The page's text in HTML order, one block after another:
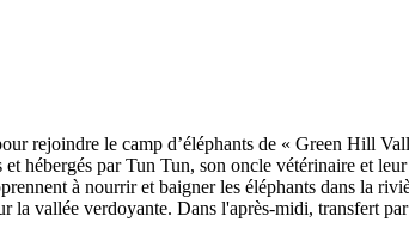
rejoindre le camp d’éléphants de « Green Hill
hébergés par Tun Tun, son oncle vétérinaire et
à nourrir et baigner les éléphants dans la
la vallée verdoyante. Dans l'après-midi, transfert